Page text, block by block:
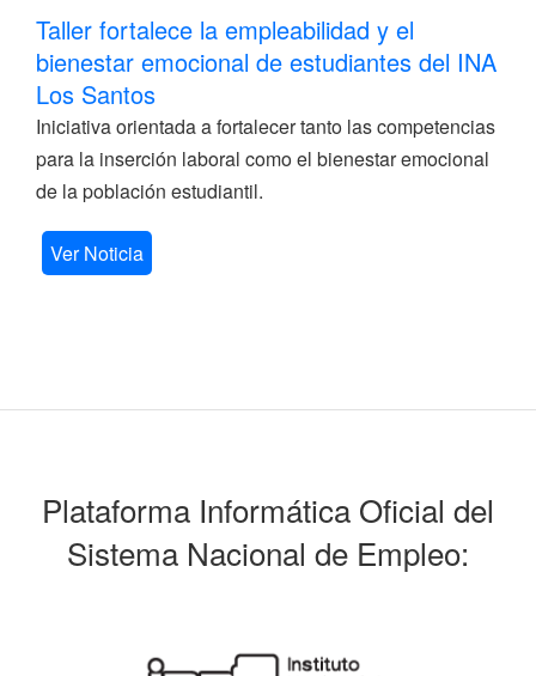
Taller fortalece la empleabilidad y el
bienestar emocional de estudiantes del INA
Los Santos
Iniciativa orientada a fortalecer tanto las competencias
para la inserción laboral como el bienestar emocional
de la población estudiantil.
Ver Noticia
Plataforma Informática Oficial del
Sistema Nacional de Empleo: